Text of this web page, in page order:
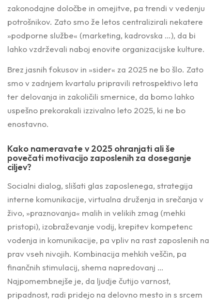
zakonodajne določbe in omejitve, pa trendi v vedenju
potrošnikov. Zato smo že letos centralizirali nekatere
»podporne službe« (marketing, kadrovska …), da bi
lahko vzdrževali naboj enovite organizacijske kulture.
Brez jasnih fokusov in »sider« za 2025 ne bo šlo. Zato
smo v zadnjem kvartalu pripravili retrospektivo leta
ter delovanja in zakoličili smernice, da bomo lahko
uspešno prekorakali izzivalno leto 2025, ki ne bo
enostavno.
Kako nameravate v 2025 ohranjati ali še
povečati motivacijo zaposlenih za doseganje
ciljev?
Socialni dialog, slišati glas zaposlenega, strategija
interne komunikacije, virtualna druženja in srečanja v
živo, »praznovanja« malih in velikih zmag (mehki
pristopi), izobraževanje vodij, krepitev kompetenc
vodenja in komunikacije, pa vpliv na rast zaposlenih na
prav vseh nivojih. Kombinacija mehkih veščin, pa
finančnih stimulacij, shema napredovanj …
Najpomembnejše je, da ljudje čutijo varnost,
pripadnost, radi pridejo na delovno mesto in s srcem